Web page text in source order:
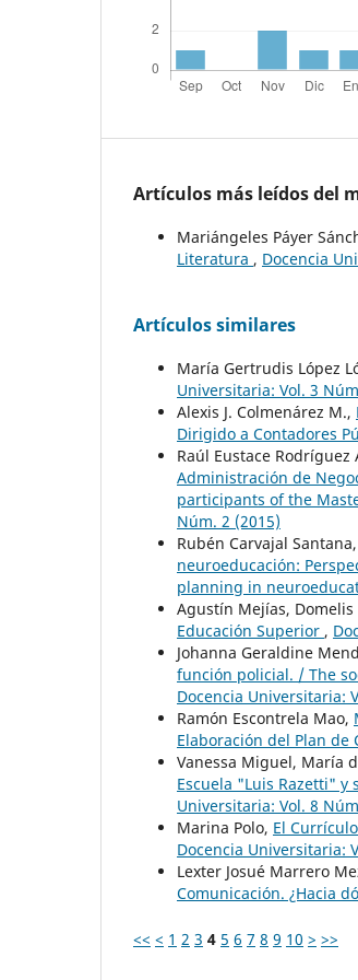
Artículos más leídos del
Mariángeles Páyer
Literatura , Docencia
Artículos similares
María Gertrudis López
Universitaria: Vol. 3
Alexis J. Colmenárez M.,
Dirigido a Contadores
Raúl Eustace Rodríguez
Administración de
participants of the
Núm. 2 (2015)
Rubén Carvajal Santana,
neuroeducación:
planning in
Agustín Mejías,
Educación Superior ,
Johanna Geraldine
función policial. / The
Docencia Universitaria:
Ramón Escontrela Mao,
Elaboración del Plan de
Vanessa Miguel, María
Escuela "Luis Razetti"
Universitaria: Vol. 8
Marina Polo, El
Docencia Universitaria:
Lexter Josué Marrero
Comunicación. ¿Hacia
<< < 1 2 3 4 5 6 7 8 9 10 > >>